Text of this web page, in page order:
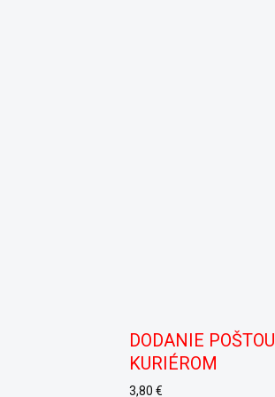
DODANIE POŠTOU
KURIÉROM
3,80 €